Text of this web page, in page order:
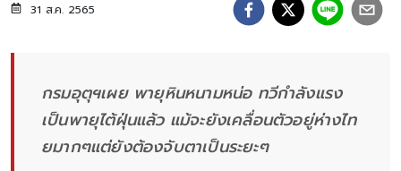
31 ส.ค. 2565
กรมอุตุฯเผย พายุหินหนามหน่อ ทวีกำลังแรง
เป็นพายุไต้ฝุ่นแล้ว แม้จะยังเคลื่อนตัวอยู่ห่างไท
ยมากๆแต่ยังต้องจับตาเป็นระยะๆ